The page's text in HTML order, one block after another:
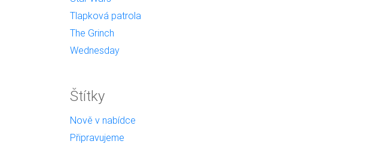
Tlapková patrola
The Grinch
Wednesday
Štítky
Nově v nabídce
Připravujeme